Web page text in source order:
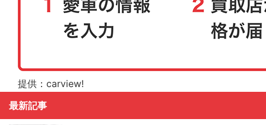
提供：carview!
最新記事